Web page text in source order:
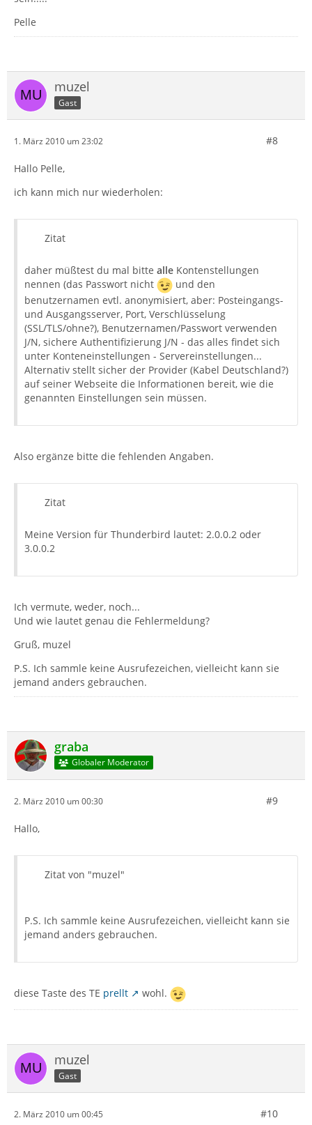
Pelle
muzel
Gast
1. März 2010 um 23:02 #8
Hallo Pelle,
ich kann mich nur wiederholen:
Zitat
daher müßtest du mal bitte alle Kontenstellungen
nennen (das Passwort nicht
und den
benutzernamen evtl. anonymisiert, aber: Posteingangs-
und Ausgangsserver, Port, Verschlüsselung
(SSL/TLS/ohne?), Benutzernamen/Passwort verwenden
J/N, sichere Authentifizierung J/N - das alles findet sich
unter Konteneinstellungen - Servereinstellungen...
Alternativ stellt sicher der Provider (Kabel Deutschland?)
auf seiner Webseite die Informationen bereit, wie die
genannten Einstellungen sein müssen.
Also ergänze bitte die fehlenden Angaben.
Zitat
Meine Version für Thunderbird lautet: 2.0.0.2 oder
3.0.0.2
Ich vermute, weder, noch...
Und wie lautet genau die Fehlermeldung?
Gruß, muzel
P.S. Ich sammle keine Ausrufezeichen, vielleicht kann sie
jemand anders gebrauchen.
graba
Globaler Moderator
2. März 2010 um 00:30 #9
Hallo,
Zitat von "muzel"
P.S. Ich sammle keine Ausrufezeichen, vielleicht kann sie
jemand anders gebrauchen.
diese Taste des TE prellt wohl.
muzel
Gast
2. März 2010 um 00:45 #10